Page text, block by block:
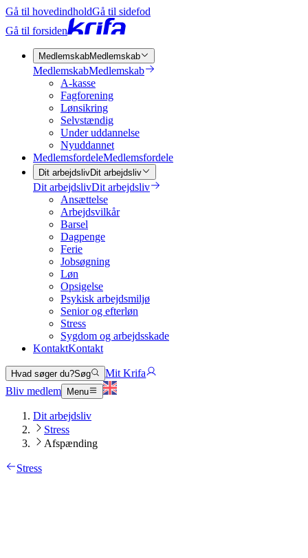
Gå til hovedindholdGå til sidefod
Gå til forsiden
MedlemskabMedlemskab
MedlemskabMedlemskab
A-kasse
Fagforening
Lønsikring
Selvstændig
Under uddannelse
Nyuddannet
MedlemsfordeleMedlemsfordele
Dit arbejdslivDit arbejdsliv
Dit arbejdslivDit arbejdsliv
Ansættelse
Arbejdsvilkår
Barsel
Dagpenge
Ferie
Jobsøgning
Løn
Opsigelse
Psykisk arbejdsmiljø
Senior og efterløn
Stress
Sygdom og arbejdsskade
KontaktKontakt
Hvad søger du?Søg
Mit Krifa
Bliv medlem
Menu
Dit arbejdsliv
Stress
Afspænding
Stress